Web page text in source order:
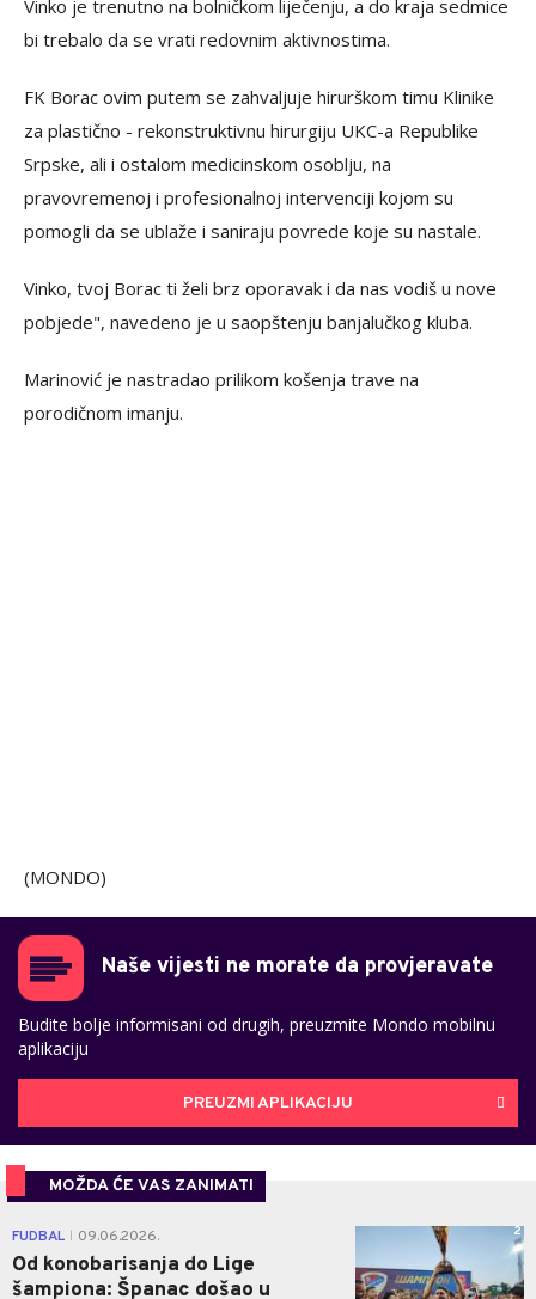
Vinko je trenutno na bolničkom liječenju, a do kraja sedmice
bi trebalo da se vrati redovnim aktivnostima.
FK Borac ovim putem se zahvaljuje hirurškom timu Klinike
za plastično - rekonstruktivnu hirurgiju UKC-a Republike
Srpske, ali i ostalom medicinskom osoblju, na
pravovremenoj i profesionalnoj intervenciji kojom su
pomogli da se ublaže i saniraju povrede koje su nastale.
Vinko, tvoj Borac ti želi brz oporavak i da nas vodiš u nove
pobjede", navedeno je u saopštenju banjalučkog kluba.
Marinović je nastradao prilikom košenja trave na
porodičnom imanju.
(MONDO)
Naše vijesti ne morate da provjeravate
Budite bolje informisani od drugih, preuzmite Mondo mobilnu
aplikaciju
PREUZMI APLIKACIJU
MOŽDA ĆE VAS ZANIMATI
FUDBAL 09.06.2026.
Od konobarisanja do Lige
šampiona: Španac došao u
2